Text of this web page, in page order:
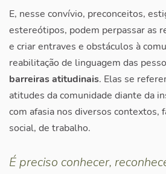
E, nesse convívio, preconceitos,
estereótipos, podem perpassar as
e criar entraves e obstáculos à
reabilitação de linguagem das
barreiras atitudinais. Elas se
atitudes da comunidade diante da
com afasia nos diversos contextos,
social, de trabalho.
É preciso conhecer,